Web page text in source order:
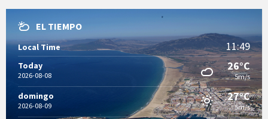
EL TIEMPO
Local Time 11:49
Today
2026-08-08
26°C
5m/s
domingo
2026-08-09
27°C
5m/s